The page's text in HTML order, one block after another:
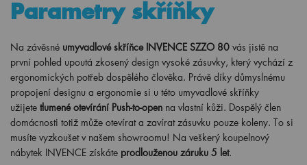
Parametry skříňky
Na závěsné umyvadlové skříňce INVENCE SZZO 80 vás jistě na
první pohled upoutá zkosený design vysoké zásuvky, který vychází z
ergonomických potřeb dospělého člověka. Právě díky důmyslnému
propojení designu a ergonomie si u této umyvadlové skříňky
užijete tlumené otevírání Push-to-open na vlastní kůži. Dospělý člen
domácnosti totiž může otevírat a zavírat zásuvku pouze koleny. To si
musíte vyzkoušet v našem showroomu! Na veškerý koupelnový
nábytek INVENCE získáte prodlouženou záruku 5 let.